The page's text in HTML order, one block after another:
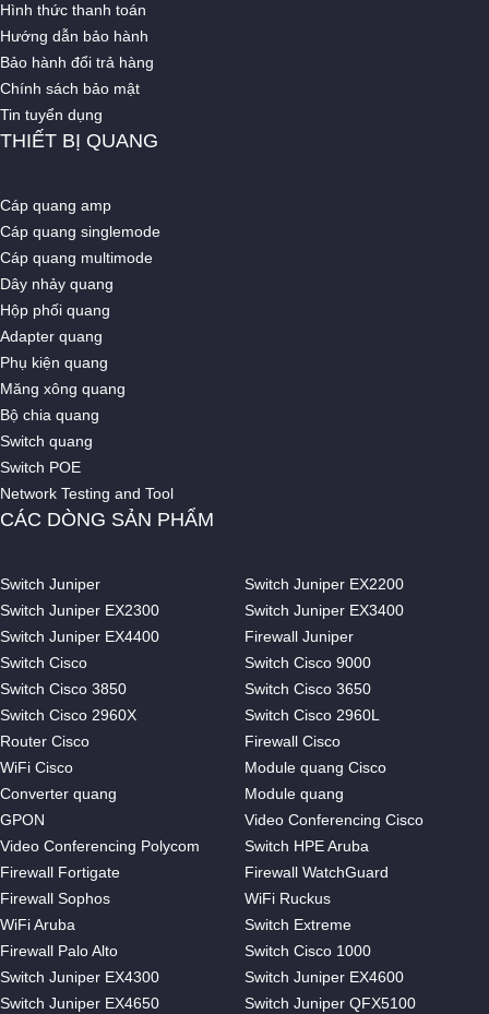
Hình thức thanh toán
Hướng dẫn bảo hành
Bảo hành đổi trả hàng
Chính sách bảo mật
Tin tuyển dụng
THIẾT BỊ QUANG
Cáp quang amp
Cáp quang singlemode
Cáp quang multimode
Dây nhảy quang
Hộp phối quang
Adapter quang
Phụ kiện quang
Măng xông quang
Bộ chia quang
Switch quang
Switch POE
Network Testing and Tool
CÁC DÒNG SẢN PHẨM
Switch Juniper
Switch Juniper EX2200
Switch Juniper EX2300
Switch Juniper EX3400
Switch Juniper EX4400
Firewall Juniper
Switch Cisco
Switch Cisco 9000
Switch Cisco 3850
Switch Cisco 3650
Switch Cisco 2960X
Switch Cisco 2960L
Router Cisco
Firewall Cisco
WiFi Cisco
Module quang Cisco
Converter quang
Module quang
GPON
Video Conferencing Cisco
Video Conferencing Polycom
Switch HPE Aruba
Firewall Fortigate
Firewall WatchGuard
Firewall Sophos
WiFi Ruckus
WiFi Aruba
Switch Extreme
Firewall Palo Alto
Switch Cisco 1000
Switch Juniper EX4300
Switch Juniper EX4600
Switch Juniper EX4650
Switch Juniper QFX5100